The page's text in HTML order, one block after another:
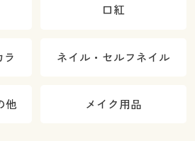
口紅
ネイル・セルフネイル
他 メイク用品